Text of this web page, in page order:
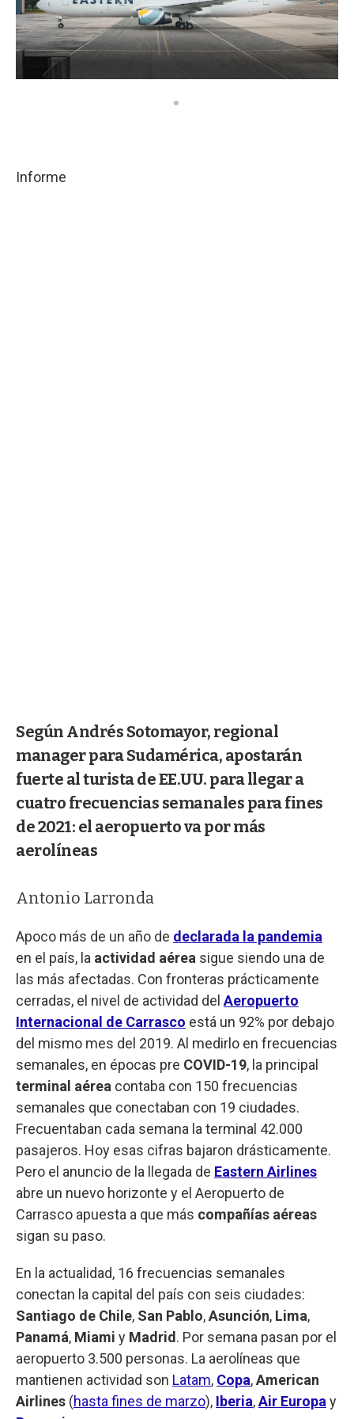
Informe
Según Andrés Sotomayor, regional
manager para Sudamérica, apostarán
fuerte al turista de EE.UU. para llegar a
cuatro frecuencias semanales para fines
de 2021: el aeropuerto va por más
aerolíneas
Antonio Larronda
Apoco más de un año de declarada la pandemia
en el país, la actividad aérea sigue siendo una de
las más afectadas. Con fronteras prácticamente
cerradas, el nivel de actividad del Aeropuerto
Internacional de Carrasco está un 92% por debajo
del mismo mes del 2019. Al medirlo en frecuencias
semanales, en épocas pre COVID-19, la principal
terminal aérea contaba con 150 frecuencias
semanales que conectaban con 19 ciudades.
Frecuentaban cada semana la terminal 42.000
pasajeros. Hoy esas cifras bajaron drásticamente.
Pero el anuncio de la llegada de Eastern Airlines
abre un nuevo horizonte y el Aeropuerto de
Carrasco apuesta a que más compañías aéreas
sigan su paso.
En la actualidad, 16 frecuencias semanales
conectan la capital del país con seis ciudades:
Santiago de Chile, San Pablo,Asunción, Lima,
Panamá, Miami y Madrid . Por semana pasan por el
aeropuerto 3.500 personas. La aerolíneas que
mantienen actividad son Latam, Copa,American
Airlines (hasta fines de marzo), Iberia,Air Europa y